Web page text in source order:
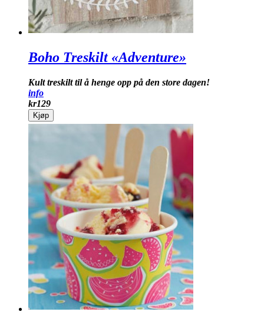
Boho Treskilt «Adventure»
Kult treskilt til å henge opp på den store dagen!
info
kr129
Kjøp